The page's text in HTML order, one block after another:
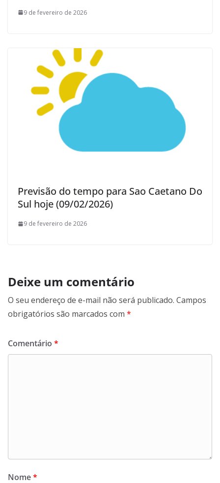
9 de fevereiro de 2026
Previsão do tempo para Sao Caetano Do
Sul hoje (09/02/2026)
9 de fevereiro de 2026
Deixe um comentário
O seu endereço de e-mail não será publicado. Campos
obrigatórios são marcados com *
Comentário *
Nome*